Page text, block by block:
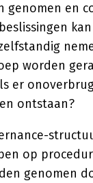
genomen en
worden
er
ontstaan?
op
genomen